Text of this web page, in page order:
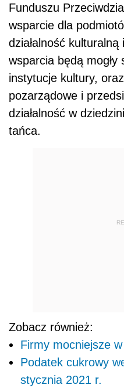
Funduszu
wsparcie dla
działalność
wsparcia będą
instytucje kultury,
pozarządowe i
działalność w
tańca.
Zobacz również:
Firmy mocniejsze
Podatek cukrowy
stycznia 2021 r.